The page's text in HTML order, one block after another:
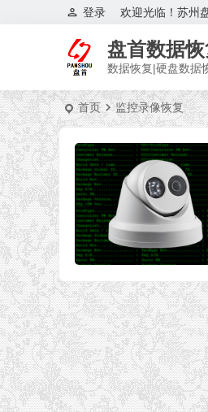
欢迎光临！苏州
登录
盘首数据恢
数据恢复|硬盘数据
首页 监控录像恢复